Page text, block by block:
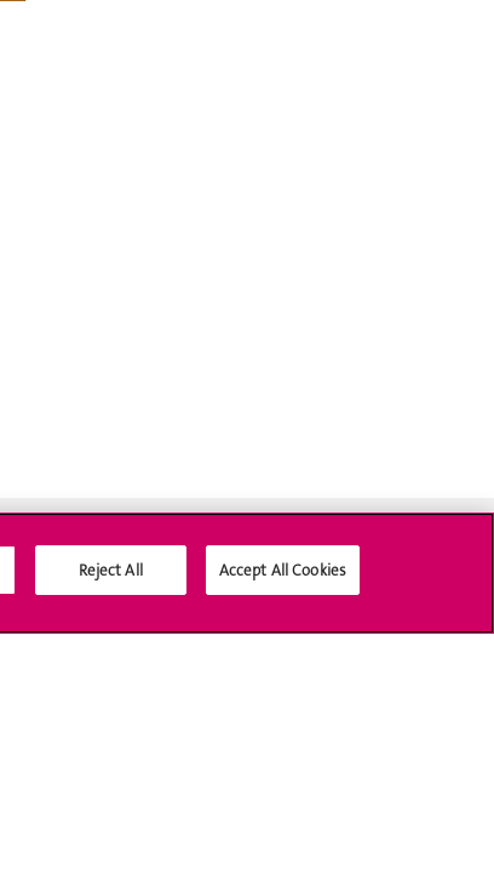
Médias sociaux UNIGE
Reject All Accept All Cookies